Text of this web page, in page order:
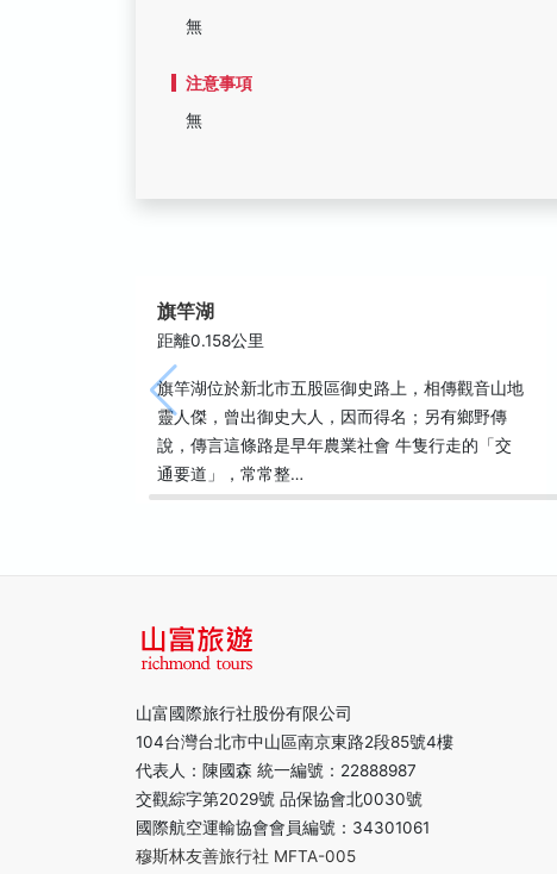
無
注意事項
無
旗竿湖
距離0.158公里
旗竿湖位於新北市五股區御史路上，相傳觀音山地
靈人傑，曾出御史大人，因而得名；另有鄉野傳
說，傳言這條路是早年農業社會 牛隻行走的「交
通要道」，常常整…
山富國際旅行社股份有限公司
104台灣台北市中山區南京東路2段85號4樓
代表人：陳國森 統一編號：22888987
交觀綜字第2029號 品保協會北0030號
國際航空運輸協會會員編號：34301061
穆斯林友善旅行社 MFTA-005